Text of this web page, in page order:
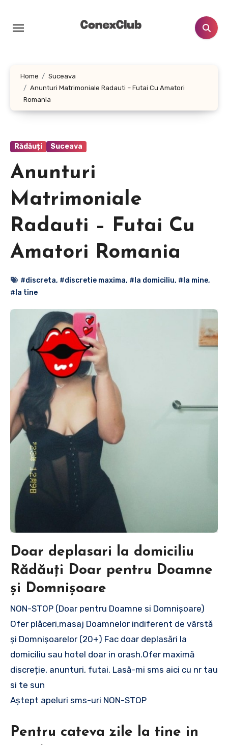
content
Home
Suceava
Anunturi Matrimoniale Radauti – Futai Cu Amatori
Romania
Rădăuți Suceava
Anunturi
Matrimoniale
Radauti – Futai Cu
Amatori Romania
#discreta, #discretie maxima, #la domiciliu, #la mine,
#la tine
Doar deplasari la domiciliu
Rădăuți Doar pentru Doamne
și Domnișoare
NON-STOP (Doar pentru Doamne si Domnișoare)
Ofer plăceri,masaj Doamnelor indiferent de vârstă
și Domnișoarelor (20+) Fac doar deplasări la
domiciliu sau hotel doar in orash.Ofer maximă
discreție, anunturi, futai. Lasă-mi sms aici cu nr tau
si te sun
Aștept apeluri sms-uri NON-STOP
Pentru cateva zile la tine in